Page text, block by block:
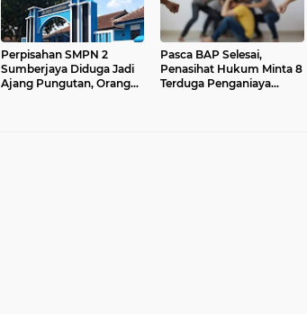
Perpisahan SMPN 2
Sumberjaya Diduga Jadi
Ajang Pungutan, Orang
Pasca BAP Selesai,
Penasihat Hukum Minta 8
Terduga Penganiaya